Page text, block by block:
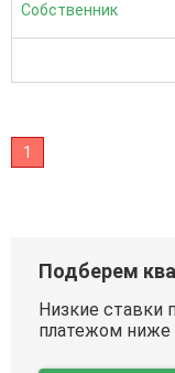
Собственник
1
Подберем
Низкие ставки
платежом ниже